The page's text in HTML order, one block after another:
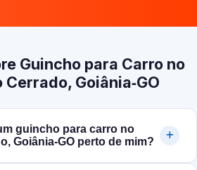
Guincho para Carro no
Cerrado, Goiânia‑GO
guincho para carro no
Goiânia‑GO perto de mim?